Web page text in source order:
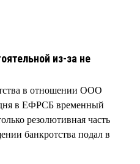
из-за не
в отношении ООО
в ЕФРСБ временный
резолютивная часть
банкротства подал в